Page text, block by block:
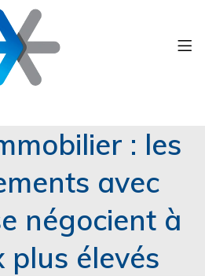
: les
avec
négocient à
plus élevés